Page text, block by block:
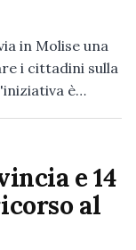
in Molise una
i cittadini sulla
è…
e 14
al